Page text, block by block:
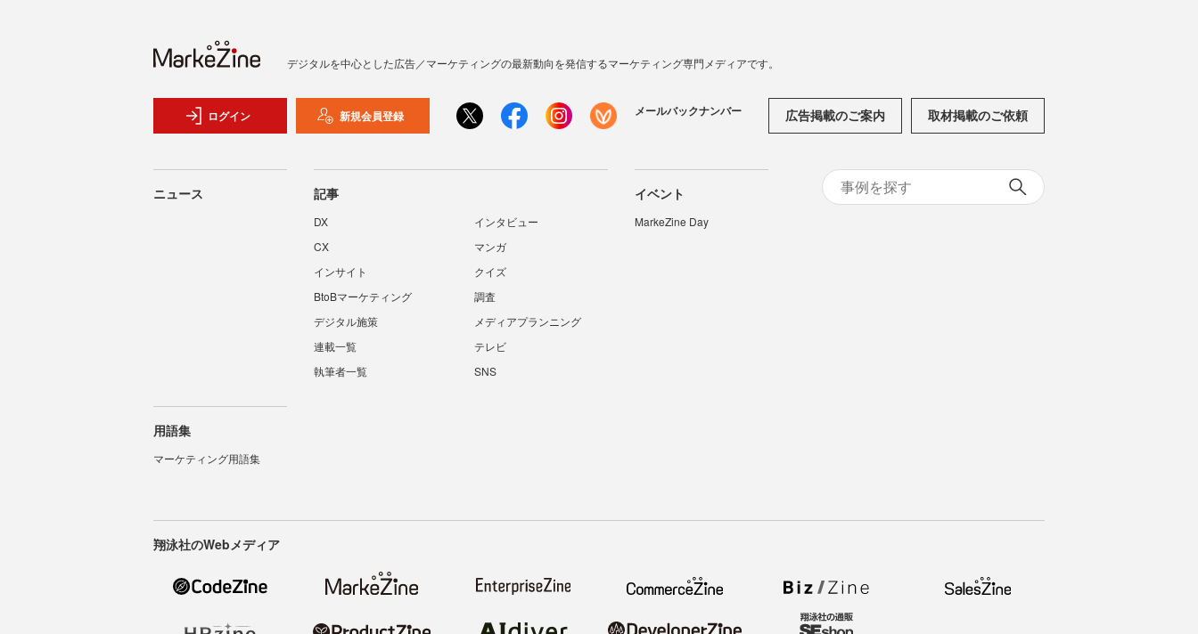
デジタルを中心とした広告／マーケティングの最新動向を発信するマーケティング専門メディアです。
ログイン 新規会員登録 メールバックナンバー 広告掲載のご案内 取材掲載のご依頼
ニュース 記事
DX
インタビュー
CX
マンガ
インサイト
クイズ
BtoBマーケティング
調査
デジタル施策
メディアプランニング
連載一覧
テレビ
執筆者一覧
SNS
イベント
MarkeZine Day
用語集
マーケティング用語集
翔泳社のWebメディア